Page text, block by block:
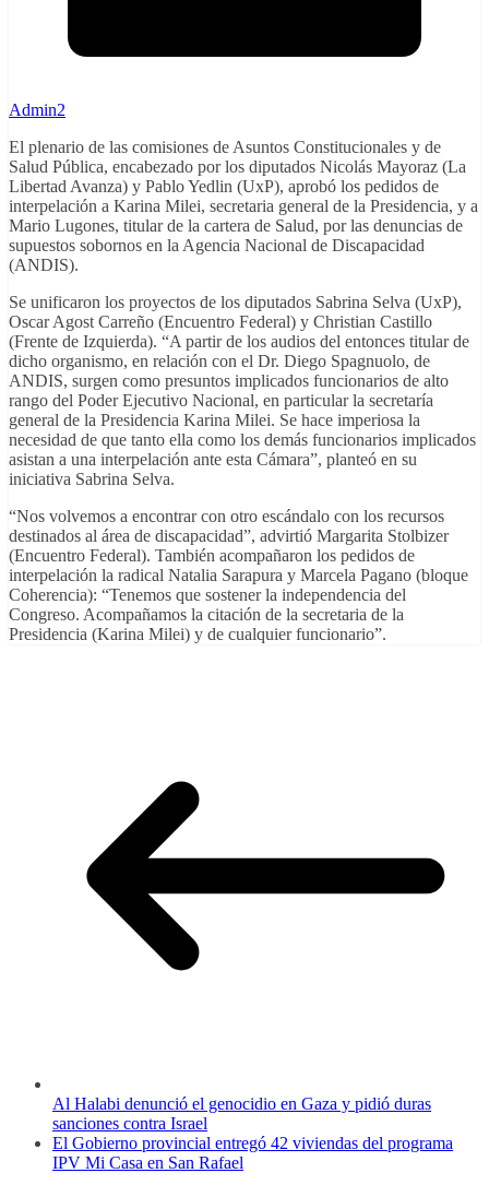
Admin2
El plenario de las comisiones de Asuntos Constitucionales y de
Salud Pública, encabezado por los diputados Nicolás Mayoraz (La
Libertad Avanza) y Pablo Yedlin (UxP), aprobó los pedidos de
interpelación a Karina Milei, secretaria general de la Presidencia, y a
Mario Lugones, titular de la cartera de Salud, por las denuncias de
supuestos sobornos en la Agencia Nacional de Discapacidad
(ANDIS).
Se unificaron los proyectos de los diputados Sabrina Selva (UxP),
Oscar Agost Carreño (Encuentro Federal) y Christian Castillo
(Frente de Izquierda). “A partir de los audios del entonces titular de
dicho organismo, en relación con el Dr. Diego Spagnuolo, de
ANDIS, surgen como presuntos implicados funcionarios de alto
rango del Poder Ejecutivo Nacional, en particular la secretaría
general de la Presidencia Karina Milei. Se hace imperiosa la
necesidad de que tanto ella como los demás funcionarios implicados
asistan a una interpelación ante esta Cámara”, planteó en su
iniciativa Sabrina Selva.
“Nos volvemos a encontrar con otro escándalo con los recursos
destinados al área de discapacidad”, advirtió Margarita Stolbizer
(Encuentro Federal). También acompañaron los pedidos de
interpelación la radical Natalia Sarapura y Marcela Pagano (bloque
Coherencia): “Tenemos que sostener la independencia del
Congreso. Acompañamos la citación de la secretaria de la
Presidencia (Karina Milei) y de cualquier funcionario”.
Al Halabi denunció el genocidio en Gaza y pidió duras
sanciones contra Israel
El Gobierno provincial entregó 42 viviendas del programa
IPV Mi Casa en San Rafael